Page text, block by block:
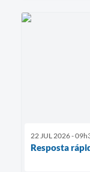
22 JUL 2026 -
Resposta